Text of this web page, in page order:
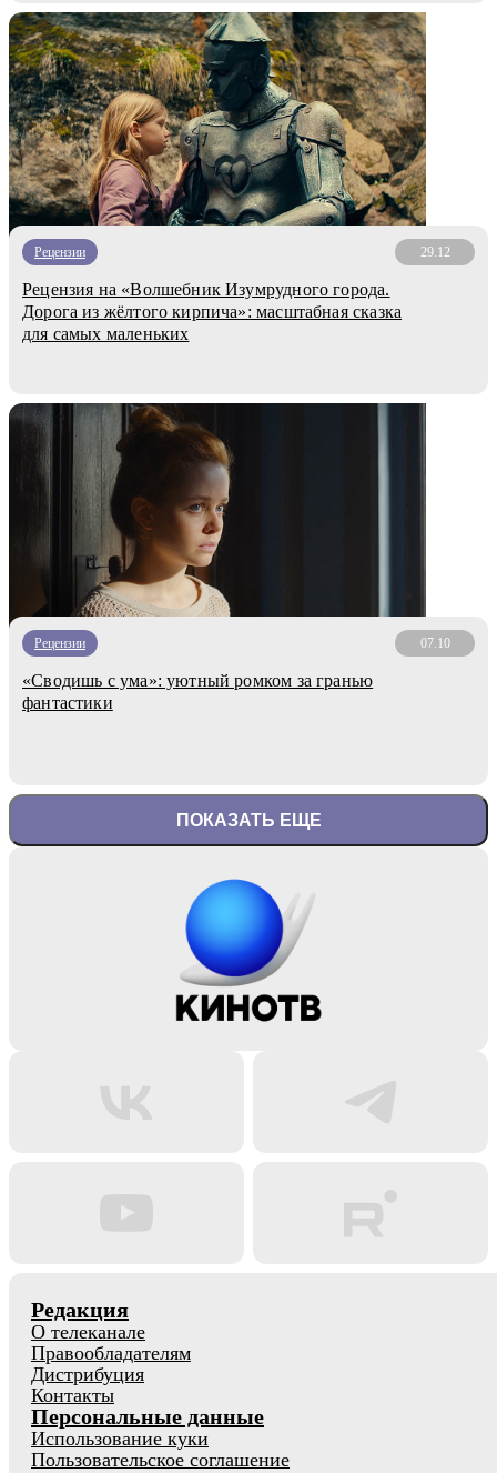
Рецензии 29.12
Рецензия на «Волшебник Изумрудного города.
Дорога из жёлтого кирпича»: масштабная сказка
для самых маленьких
Рецензии 07.10
«Сводишь с ума»: уютный ромком за гранью
фантастики
ПОКАЗАТЬ ЕЩЕ
Редакция
О телеканале
Правообладателям
Дистрибуция
Контакты
Персональные данные
Использование куки
Пользовательское соглашение